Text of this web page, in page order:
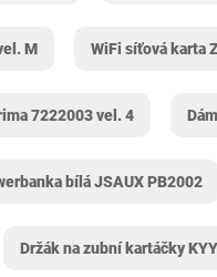
M WiFi síťová karta
7222003 vel. 4
bílá JSAUX PB2002
Držák na zubní kartáčky